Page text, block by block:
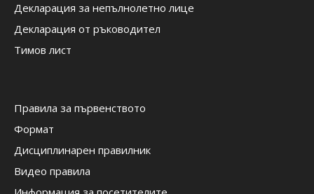
Декларация за непълнолетно лице
Декларация от ръководител
Тимов лист
Правила за първенството
Формат
Дисциплинарен правилник
Видео правила